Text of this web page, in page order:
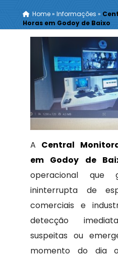
Home» Informações »
Horas em Godoy de Baixo
A Central
em Godoy de
operacional que
ininterrupta de
comerciais e
detecção
suspeitas ou
momento do dia